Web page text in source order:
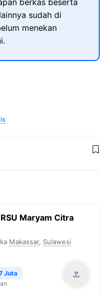
berkas beserta
sudah di
menekan
Maryam Citra
Makassar, Sulawesi
Juta